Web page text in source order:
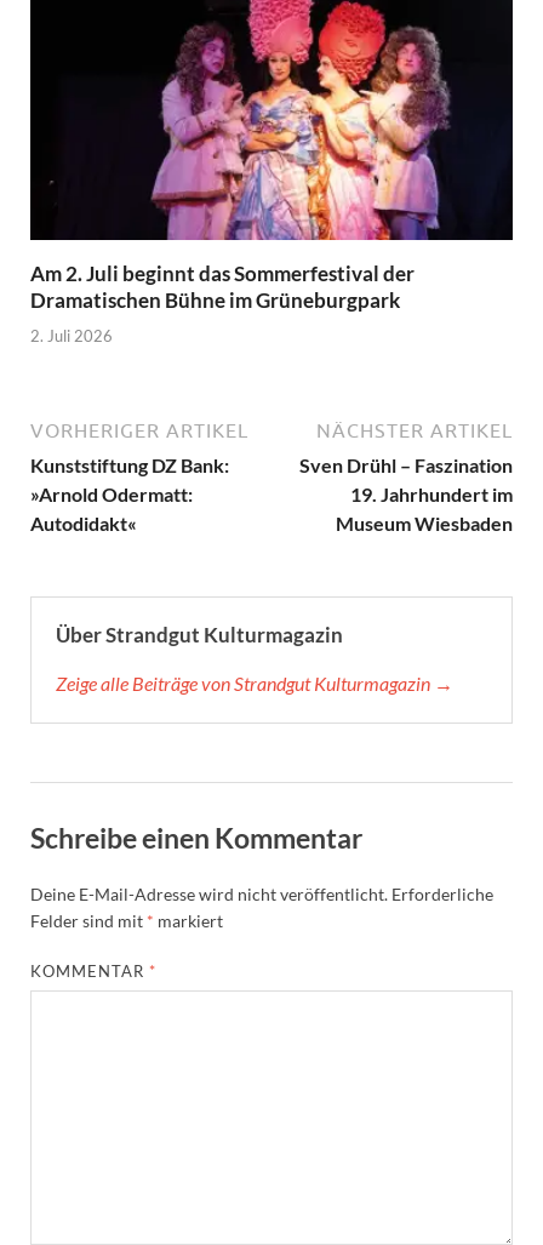
Am 2. Juli beginnt das Sommerfestival der
Dramatischen Bühne im Grüneburgpark
2. Juli 2026
VORHERIGER ARTIKEL
Kunststiftung DZ Bank:
»Arnold Odermatt:
Autodidakt«
NÄCHSTER ARTIKEL
Sven Drühl – Faszination
19. Jahrhundert im
Museum Wiesbaden
Über Strandgut Kulturmagazin
Zeige alle Beiträge von Strandgut Kulturmagazin →
Schreibe einen Kommentar
Deine E-Mail-Adresse wird nicht veröffentlicht. Erforderliche
Felder sind mit * markiert
KOMMENTAR *